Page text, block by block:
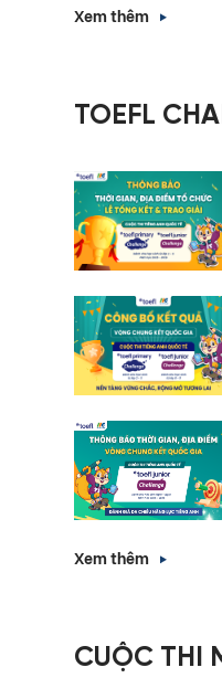
Xem thêm
TOEFL
Xem thêm
CUỘC THI